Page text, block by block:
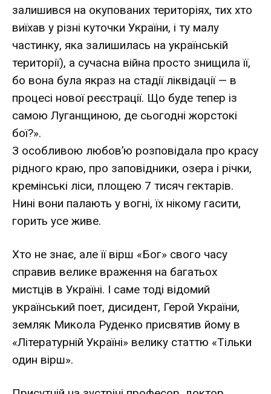
залишився на окупованих територіях, тих хто
виїхав у різні куточки України, і ту малу
частинку, яка залишилась на українській
території), а сучасна війна просто знищила її,
бо вона була якраз на стадії ліквідації — в
процесі нової реєстрації. Що буде тепер із
самою Луганщиною, де сьогодні жорстокі
бої?».
З особливою любов’ю розповідала про красу
рідного краю, про заповідники, озера і річки,
кремінські ліси, площею 7 тисяч гектарів.
Нині вони палають у вогні, їх нікому гасити,
горить усе живе.
Хто не знає, але її вірш «Бог» свого часу
справив велике враження на багатьох
мистців в Україні. І саме тоді відомий
український поет, дисидент, Герой України,
земляк Микола Руденко присвятив йому в
«Літературній Україні» велику статтю «Тільки
один вірш».